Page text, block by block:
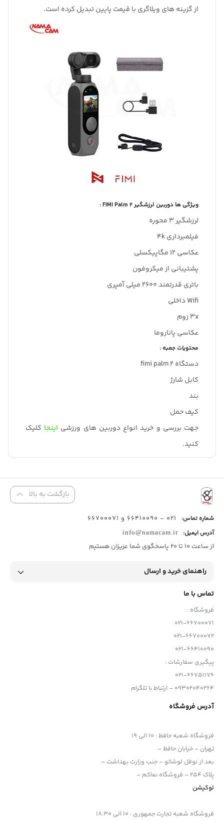
از گزینه های ویلاگری با قیمت پایین تبدیل کرده است.
ویژگی ها دوربین لرزشگیر FIMI Palm 2 :
لرزشگیر 3 محوره
فیلمبرداری 4k
عکاسی 12 مگاپیکسلی
پشتیبانی از میکروفون
باتری قدرتمند 2600 میلی آمپری
Wifi داخلی
3x زوم
عکاسی پاناروما
محتویات جعبه :
دستگاه fimi palm 2
کابل شارژ
بند
کیف حمل
جهت بررسی و خرید انواع دوربین های ورزشی اینجا کلیک
کنید.
بازگشت به بالا
شماره تماس: 021 - 66410090 و 66700071
آدرس ایمیل: info@namacam.ir
از ساعت 10 تا 20 پاسخگوی شما عزیزان هستیم
راهنمای خرید و ارسال
تماس با ما
فروشگاه :
021-66700071
021-66700072
021-66410090
پیگیری سفارشات :
021-66751176
09302040264 – ارتباط با تلگرام
آدرس فروشگاه
فروشگاه شعبه حافظ: 10 الی 19
تهران – خیابان حافظ –
بعد از نوفل لوشاتو – جنب وزارت بهداشت –
پلاک 254 – فروشگاه نماکم –
لوکیشن
فروشگاه شعبه تجارت جمهوری : 10 الی 18.30